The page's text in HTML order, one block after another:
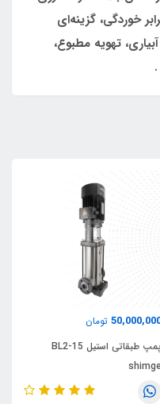
خوردگی، گزینه‌ای
تهویه مطبوع،
تومان
پمپ طبقاتی استیل BL2-15
shimge